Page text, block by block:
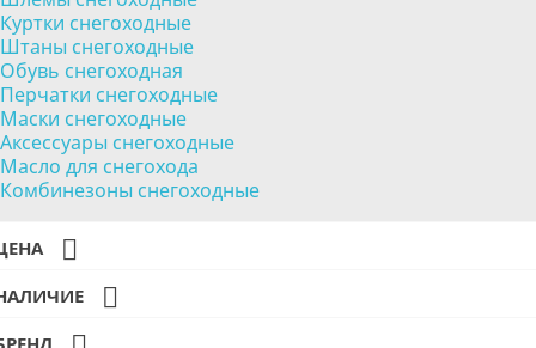
Куртки снегоходные
Штаны снегоходные
Обувь снегоходная
Перчатки снегоходные
Маски снегоходные
Аксессуары снегоходные
Масло для снегохода
Комбинезоны снегоходные

